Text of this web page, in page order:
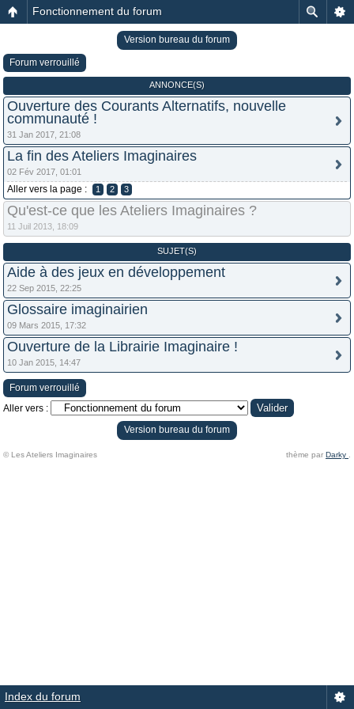
Fonctionnement du forum
Version bureau du forum
Forum verrouillé
ANNONCE(S)
Ouverture des Courants Alternatifs, nouvelle
communauté !
31 Jan 2017, 21:08
La fin des Ateliers Imaginaires
02 Fév 2017, 01:01
Aller vers la page : 1 2 3
Qu'est-ce que les Ateliers Imaginaires ?
11 Juil 2013, 18:09
SUJET(S)
Aide à des jeux en développement
22 Sep 2015, 22:25
Glossaire imaginairien
09 Mars 2015, 17:32
Ouverture de la Librairie Imaginaire !
10 Jan 2015, 14:47
Forum verrouillé
Aller vers :
Version bureau du forum
© Les Ateliers Imaginaires thème par Darky
Index du forum